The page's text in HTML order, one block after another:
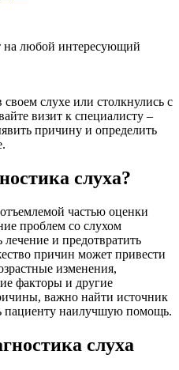
на любой интересующий
слухе или столкнулись с
визит к специалисту –
причину и определить
слуха?
частью оценки
проблем со слухом
лечение и предотвратить
причин может привести
изменения,
факторы и другие
важно найти источник
пациенту наилучшую помощь.
слуха